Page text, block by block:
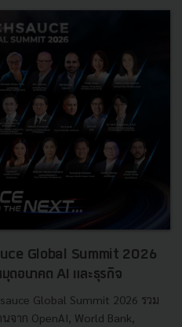
Global Summit 2026
ดอนาคต AI และธุรกิจ
Global Summit 2026 รวม
าก OpenAI, World Bank,